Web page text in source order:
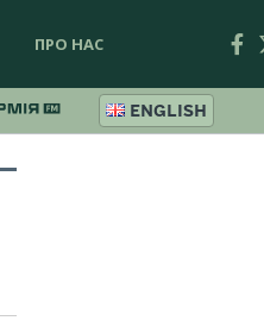
ПРО НАС
ENGLISH